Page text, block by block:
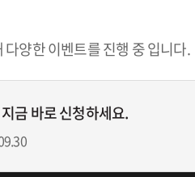
양한 이벤트를 진행 중 입니다.
금 바로 신청하세요.